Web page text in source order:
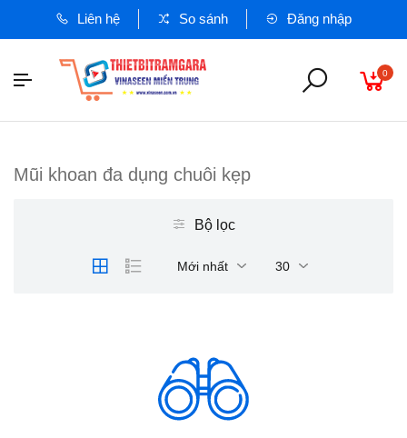
Liên hệ So sánh Đăng nhập
0
Mũi khoan đa dụng chuôi kẹp
Bộ lọc
Mới nhất 30